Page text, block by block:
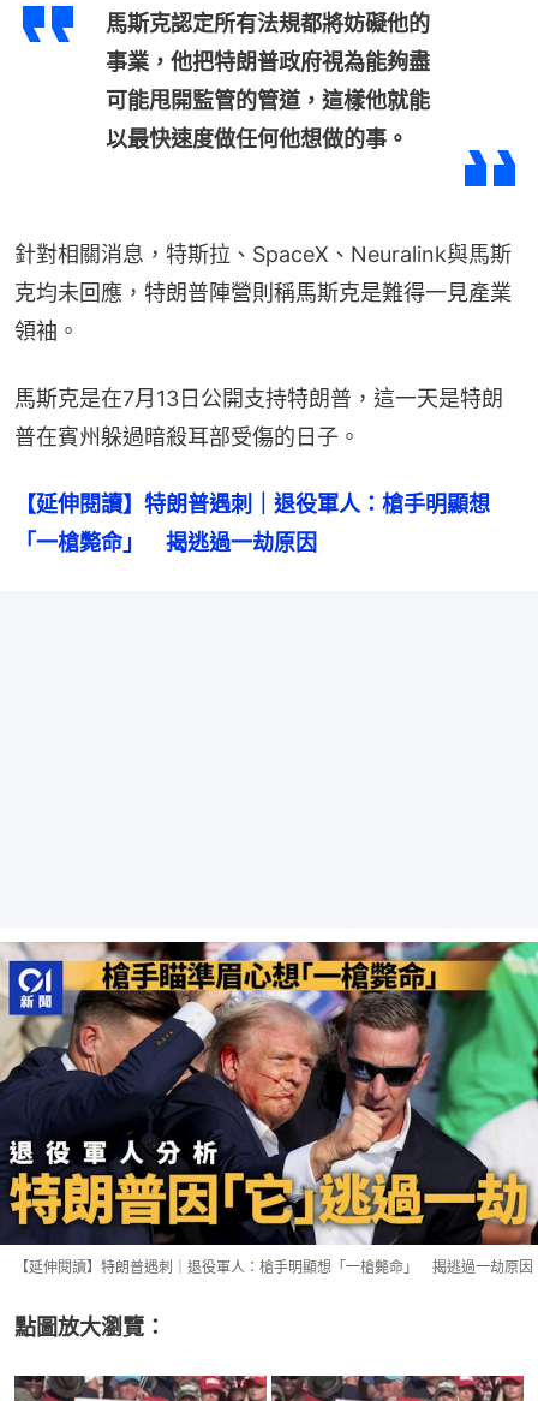
馬斯克認定所有法規都將妨礙他的
事業，他把特朗普政府視為能夠盡
可能甩開監管的管道，這樣他就能
以最快速度做任何他想做的事。
針對相關消息，特斯拉、SpaceX、Neuralink與馬斯
克均未回應，特朗普陣營則稱馬斯克是難得一見產業
領袖。
馬斯克是在7月13日公開支持特朗普，這一天是特朗
普在賓州躲過暗殺耳部受傷的日子。
【延伸閱讀】特朗普遇刺｜退役軍人：槍手明顯想
「一槍斃命」　揭逃過一劫原因
【延伸閱讀】特朗普遇刺｜退役軍人：槍手明顯想「一槍斃命」 揭逃過一劫原因
點圖放大瀏覽：